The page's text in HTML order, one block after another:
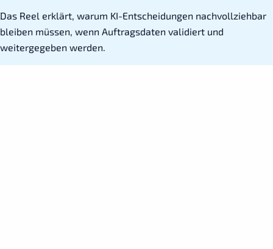
Das Reel erklärt, warum KI-Entscheidungen nachvollziehbar
bleiben müssen, wenn Auftragsdaten validiert und
weitergegeben werden.